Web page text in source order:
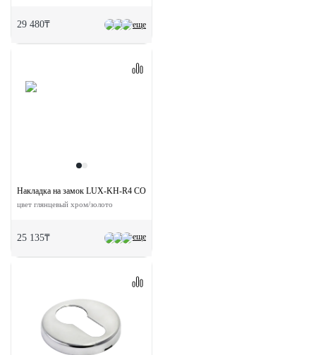
еще
29 480₸
еще
Накладка на замок LUX-KH-R4 COT круглая под евроцилиндр
цвет глянцевый хром/золото
25 135₸